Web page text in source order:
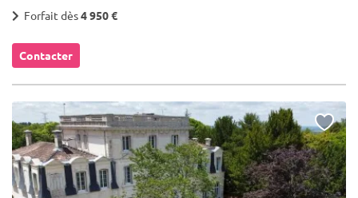
Forfait dès4 950 €
Contacter